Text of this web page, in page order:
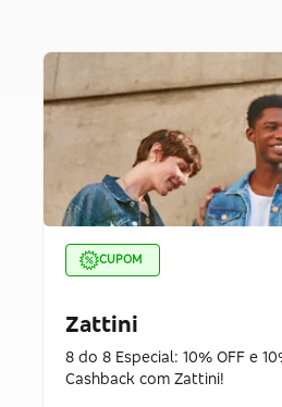
CUPOM
Zattini
8 do 8 Especial: 10% OFF e
Cashback com Zattini!